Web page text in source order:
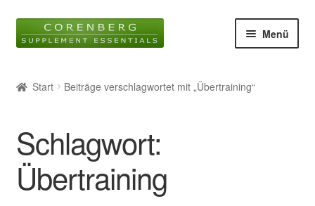
Navigation
Inhalt
Menü
Blog
Wissen
Start Beiträge verschlagwortet mit „Übertraining“
Schlagwort:
Übertraining